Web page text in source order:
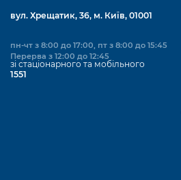
вул. Хрещатик, 36, м. Київ, 01001
пн-чт з 8:00 до 17:00, пт з 8:00 до 15:45
Перерва з 12:00 до 12:45
зі стаціонарного та мобільного
1551